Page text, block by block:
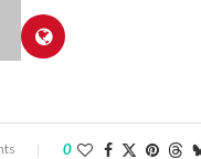
0